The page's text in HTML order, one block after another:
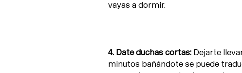
vayas a dormir.
4. Date duchas cortas: Dejarte
minutos bañándote se puede